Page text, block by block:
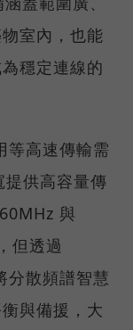
室內，也能
穩定連線的
等高速傳輸需
供高容量傳
與
但透過
分散頻譜智慧
與備援，大